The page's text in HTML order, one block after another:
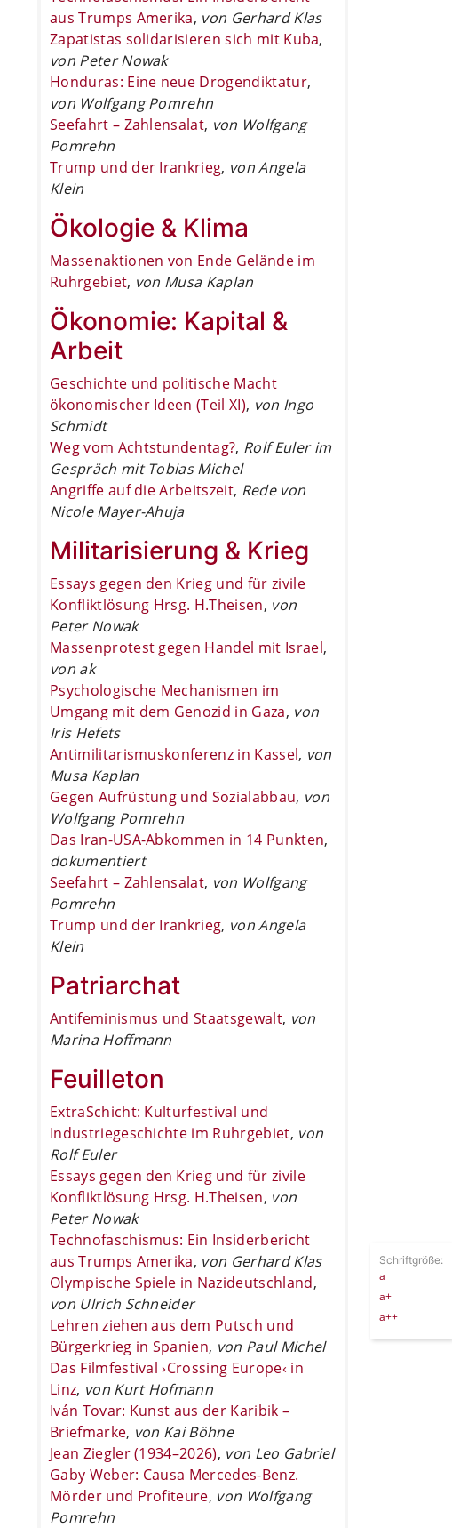
aus Trumps Amerika, von Gerhard Klas
Zapatistas solidarisieren sich mit Kuba,
von Peter Nowak
Honduras: Eine neue Drogendiktatur,
von Wolfgang Pomrehn
Seefahrt – Zahlensalat, von Wolfgang
Pomrehn
Trump und der Irankrieg, von Angela
Klein
Ökologie & Klima
Massenaktionen von Ende Gelände im
Ruhrgebiet, von Musa Kaplan
Ökonomie: Kapital &
Arbeit
Geschichte und politische Macht
ökonomischer Ideen (Teil XI), von Ingo
Schmidt
Weg vom Achtstundentag?, Rolf Euler im
Gespräch mit Tobias Michel
Angriffe auf die Arbeitszeit, Rede von
Nicole Mayer-Ahuja
Militarisierung & Krieg
Essays gegen den Krieg und für zivile
Konfliktlösung Hrsg. H.Theisen, von
Peter Nowak
Massenprotest gegen Handel mit Israel,
von ak
Psychologische Mechanismen im
Umgang mit dem Genozid in Gaza, von
Iris Hefets
Antimilitarismuskonferenz in Kassel, von
Musa Kaplan
Gegen Aufrüstung und Sozialabbau, von
Wolfgang Pomrehn
Das Iran-USA-Abkommen in 14 Punkten,
dokumentiert
Seefahrt – Zahlensalat, von Wolfgang
Pomrehn
Trump und der Irankrieg, von Angela
Klein
Patriarchat
Antifeminismus und Staatsgewalt, von
Marina Hoffmann
Feuilleton
ExtraSchicht: Kulturfestival und
Industriegeschichte im Ruhrgebiet, von
Rolf Euler
Essays gegen den Krieg und für zivile
Konfliktlösung Hrsg. H.Theisen, von
Peter Nowak
Technofaschismus: Ein Insiderbericht
aus Trumps Amerika, von Gerhard Klas
Olympische Spiele in Nazideutschland,
von Ulrich Schneider
Lehren ziehen aus dem Putsch und
Bürgerkrieg in Spanien, von Paul Michel
Das Filmfestival ›Crossing Europe‹ in
Linz, von Kurt Hofmann
Iván Tovar: Kunst aus der Karibik –
Briefmarke, von Kai Böhne
Jean Ziegler (1934–2026), von Leo Gabriel
Gaby Weber: Causa Mercedes-Benz.
Mörder und Profiteure, von Wolfgang
Pomrehn
Schriftgröße:
a
a+
a++